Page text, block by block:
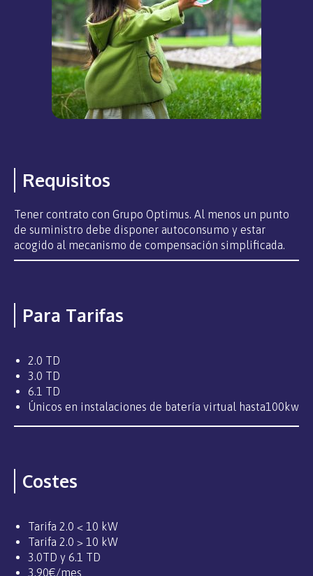
Requisitos
Tener contrato con Grupo Optimus. Al menos un punto
de suministro debe disponer autoconsumo y estar
acogido al mecanismo de compensación simplificada.
Para Tarifas
2.0 TD
3.0 TD
6.1 TD
Únicos en instalaciones de batería virtual hasta100kw
Costes
Tarifa 2.0 < 10 kW
Tarifa 2.0 > 10 kW
3.0TD y 6.1 TD
3,90€/mes